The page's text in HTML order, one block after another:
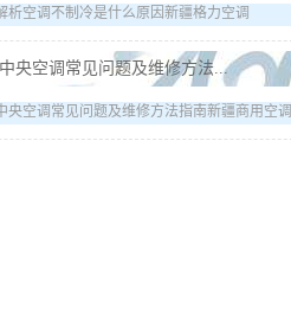
析空调不制冷是什么原因新疆格力空调
央空调常见问题及维修方法...
央空调常见问题及维修方法指南新疆商用空调